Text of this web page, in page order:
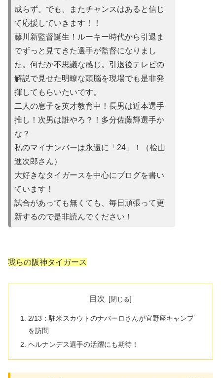
成らず。でも、またチャンスはあると信じ
て応援していきます！！
藤川新監督誕生！ルーキー時代から引退ま
でずっと見てきた選手が監督になりまし
た。何だか不思議な感じ。引退後テレビの
解説で見せた明瞭な頭脳を現場でも是非発
揮してもらいたいです。
二人の息子を英才教育中！長男は近本選手
推し！次男は誰やろ？！多分佐藤輝選手か
な？
私のマイナンバーは永遠に「24」！（桧山
進次郎さん）
大好きなタイガースを中心にブログを書い
ています！
試合があって も無くても、毎日頑張って更
新するので是非読んでください！
我らの阪神タイガース
目次
2/13：駐米スカウトのナバーロさんが宜野座キャンプ
を訪問
ヘルナンデス選手の活躍にも期待！